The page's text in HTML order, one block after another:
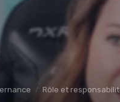
Rôle et